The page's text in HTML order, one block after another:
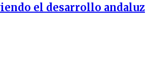
el desarrollo andaluz